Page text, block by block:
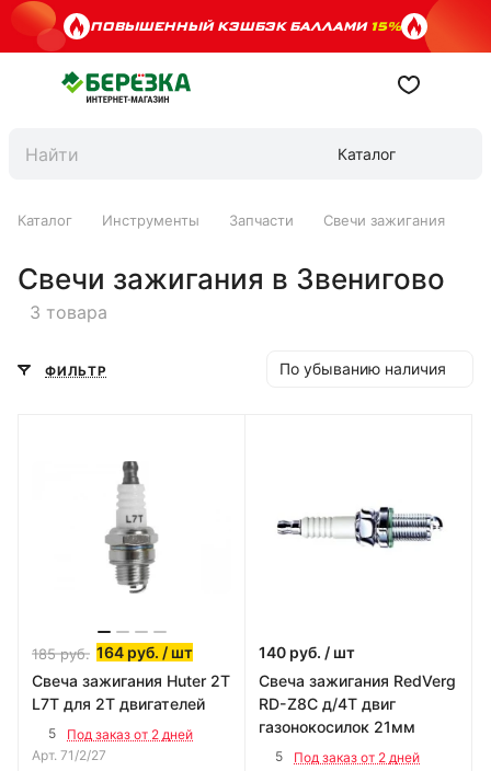
ПОВЫШЕННЫЙ КЭШБЭК БАЛЛАМИ15%
Каталог
Каталог Инструменты Запчасти Свечи зажигания
Свечи зажигания в Звенигово
3 товара
ФИЛЬТР По убыванию наличия
185руб. 164 руб. / шт
Свеча зажигания Huter 2T
L7T для 2Т двигателей
5
Под заказ от 2 дней
Арт. 71/2/27
140 руб. / шт
Свеча зажигания RedVerg
RD-Z8C д/4Т двиг
газонокосилок 21мм
5
Под заказ от 2 дней